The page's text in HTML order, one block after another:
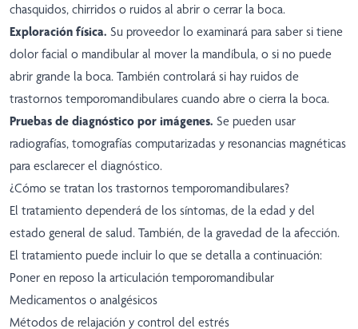
chasquidos, chirridos o ruidos al abrir o cerrar la boca.
Exploración física. Su proveedor lo examinará para saber si tiene
dolor facial o mandibular al mover la mandíbula, o si no puede
abrir grande la boca. También controlará si hay ruidos de
trastornos temporomandibulares cuando abre o cierra la boca.
Pruebas de diagnóstico por imágenes. Se pueden usar
radiografías, tomografías computarizadas y resonancias magnéticas
para esclarecer el diagnóstico.
¿Cómo se tratan los trastornos temporomandibulares?
El tratamiento dependerá de los síntomas, de la edad y del
estado general de salud. También, de la gravedad de la afección.
El tratamiento puede incluir lo que se detalla a continuación:
Poner en reposo la articulación temporomandibular
Medicamentos o analgésicos
Métodos de relajación y control del estrés